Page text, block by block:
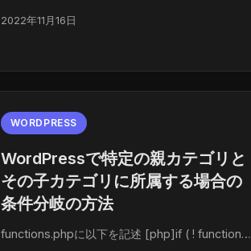
2022年11月16日
WORDPRESS
WordPressで特定の親カテゴリと
その子カテゴリに所属する場合の
条件分岐の方法
functions.phpに以下を記述 [php]if ( ! function…